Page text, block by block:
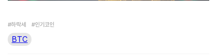
#하락세 #인기코인
BTC